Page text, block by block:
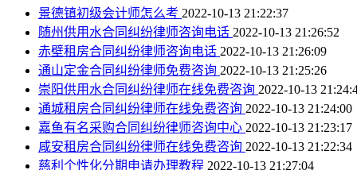
景德镇初级会计师怎么考 2022-10-13 21:22:37
随州供用水合同纠纷律师咨询电话 2022-10-13 21:26:52
赤壁租房合同纠纷律师咨询电话 2022-10-13 21:26:09
通山定金合同纠纷律师免费咨询 2022-10-13 21:25:26
崇阳供用水合同纠纷律师在线免费咨询 2022-10-13
通城租房合同纠纷律师在线免费咨询 2022-10-13 21:24:00
嘉鱼有名采购合同纠纷律师咨询中心 2022-10-13 21:23:17
咸安租房合同纠纷律师在线免费咨询 2022-10-13 21:22:34
慈利个性化分期申请办理教程 2022-10-13 21:27:04